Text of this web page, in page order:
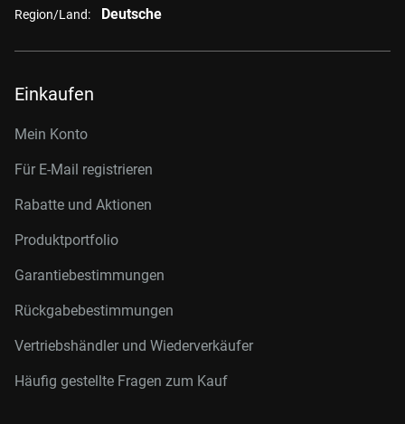
Region/Land: Deutsche
Einkaufen
Mein Konto
Für E-Mail registrieren
Rabatte und Aktionen
Produktportfolio
Garantiebestimmungen
Rückgabebestimmungen
Vertriebshändler und Wiederverkäufer
Häufig gestellte Fragen zum Kauf